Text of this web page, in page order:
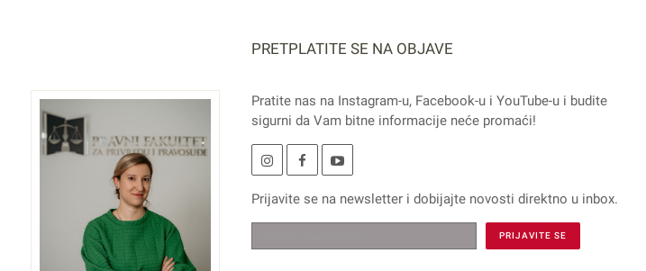
PRETPLATITE SE NA OBJAVE
Pratite nas na Instagram-u, Facebook-u i YouTube-u i budite
sigurni da Vam bitne informacije neće promaći!
Prijavite se na newsletteri dobijajte novosti direktno u inbox.